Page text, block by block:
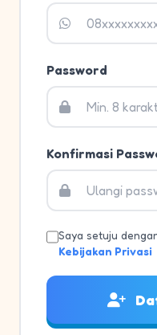
Password
Konfirmasi
Saya setuju
Kebijakan Privasi